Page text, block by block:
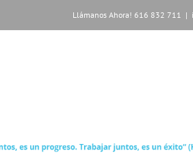
Llámanos Ahora! 616 832 711 |